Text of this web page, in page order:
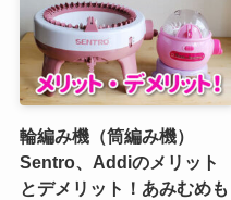
輪編み機（筒編み機）
Sentro、Addiのメリット
とデメリット！あみむめも